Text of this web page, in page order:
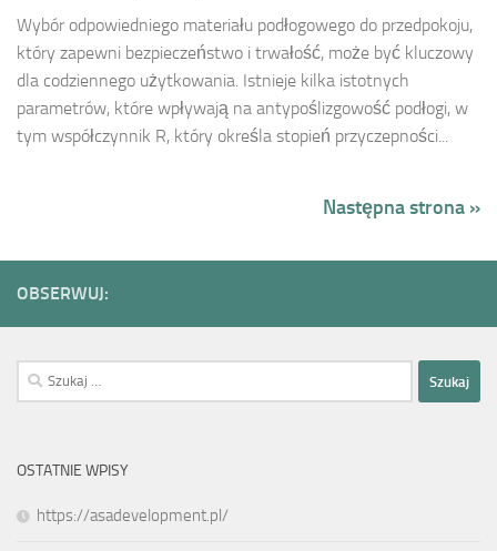
Wybór odpowiedniego materiału podłogowego do przedpokoju,
który zapewni bezpieczeństwo i trwałość, może być kluczowy
dla codziennego użytkowania. Istnieje kilka istotnych
parametrów, które wpływają na antypoślizgowość podłogi, w
tym współczynnik R, który określa stopień przyczepności...
Następna strona »
OBSERWUJ:
Szukaj:
OSTATNIE WPISY
https://asadevelopment.pl/